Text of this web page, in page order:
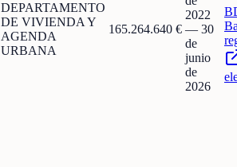
DEPARTAMENTO
DE VIVIENDA Y
AGENDA
URBANA
165.264.640 €
2022
— 30
de
junio
de
2026